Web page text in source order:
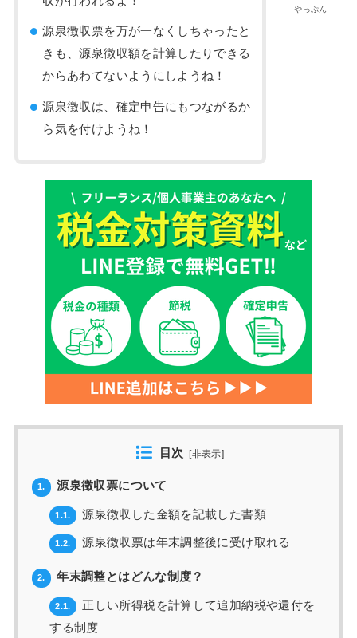
やっぷん
源泉徴収票を万が一なくしちゃったと
きも、源泉徴収額を計算したりできる
からあわてないようにしようね！
源泉徴収は、確定申告にもつながるか
ら気を付けようね！
目次 [非表示]
1. 源泉徴収票について
1.1. 源泉徴収した金額を記載した書類
1.2. 源泉徴収票は年末調整後に受け取れる
2. 年末調整とはどんな制度？
2.1.
正しい所得税を計算して追加納税や還付を
する制度